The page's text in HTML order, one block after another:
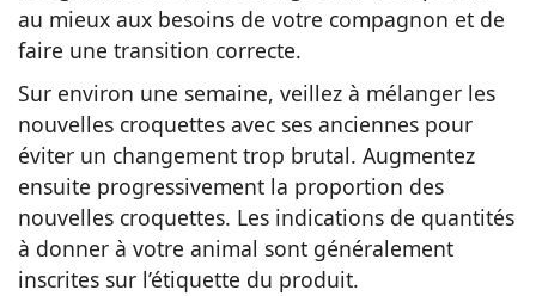
au mieux aux besoins de votre compagnon et de
faire une transition correcte.
Sur environ une semaine, veillez à mélanger les
nouvelles croquettes avec ses anciennes pour
éviter un changement trop brutal. Augmentez
ensuite progressivement la proportion des
nouvelles croquettes. Les indications de quantités
à donner à votre animal sont généralement
inscrites sur l’étiquette du produit.